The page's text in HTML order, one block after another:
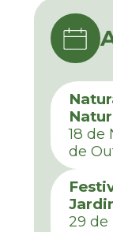
18 de
de
29 de